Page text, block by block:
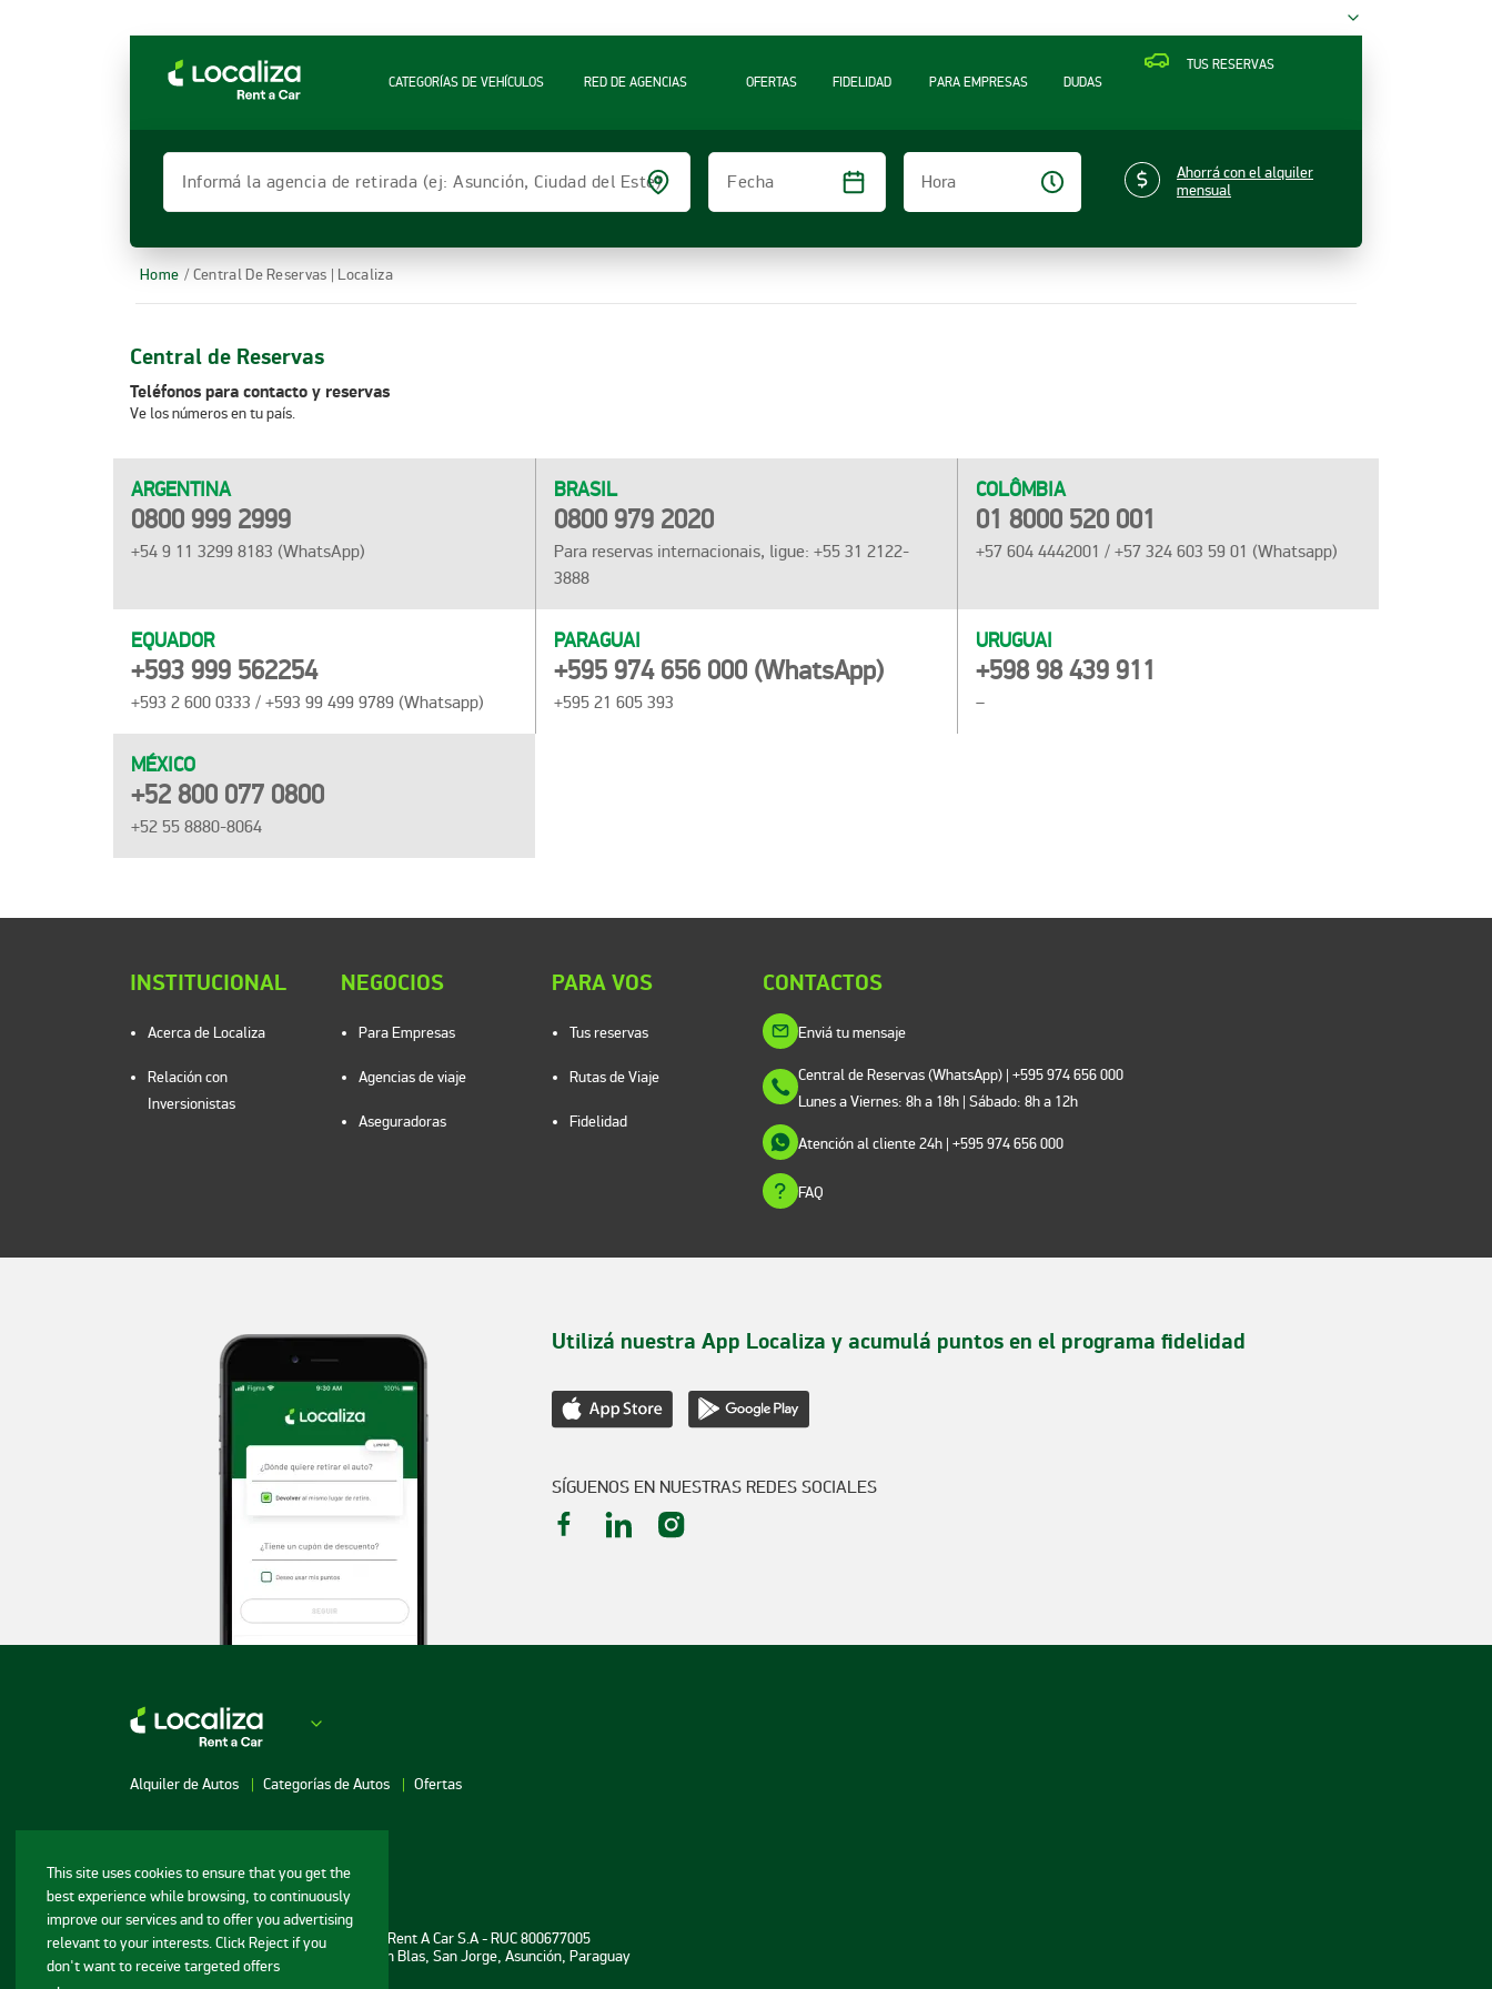
This site uses cookies to ensure that you get the
best experience while browsing, to continuously
improve our services and to offer you advertising
relevant to your interests. Click Reject if you
don't want to receive targeted offers
TUS RESERVAS
CATEGORÍAS DE VEHÍCULOS
RED DE AGENCIAS OFERTAS FIDELIDAD PARA EMPRESAS DUDAS
Informá la agencia de retirada (ej: Asunción, Ciudad del Este) Fecha
Hora
Ahorrá con el alquiler
mensual
Home / Central De Reservas | Localiza
Central de Reservas
Teléfonos para contacto y reservas
Ve los números en tu país.​
ARGENTINA
0800 999 2999
+54 9 11 3299 8183 (WhatsApp)
BRASIL
0800 979 2020
Para reservas internacionais, ligue: +55 31 2122-
3888
COLÔMBIA
01 8000 520 001
+57 604 4442001 / +57 324 603 59 01 (Whatsapp)
EQUADOR
+593 999 562254
+593 2 600 0333 / +593 99 499 9789 (Whatsapp)
PARAGUAI
+595 974 656 000 (WhatsApp)
+595 21 605 393
URUGUAI
+598 98 439 911
–
MÉXICO
+52 800 077 0800
+52 55 8880-8064
INSTITUCIONAL
Acerca de Localiza
Relación con
Inversionistas
NEGOCIOS
Para Empresas
Agencias de viaje
Aseguradoras
PARA VOS
Tus reservas
Rutas de Viaje
Fidelidad
CONTACTOS
Enviá tu mensaje
Central de Reservas (WhatsApp) | +595 974 656 000
Lunes a Viernes: 8h a 18h | Sábado: 8h a 12h
Atención al cliente 24h | +595 974 656 000
FAQ
Utilizá nuestra App Localiza y acumulá puntos en el programa fidelidad
SÍGUENOS EN NUESTRAS REDES SOCIALES
Alquiler de Autos Categorías de Autos Ofertas
Alquiler de Autos en Asunción
Alquiler de Autos en
Encarnación
Este
Alquiler de Autos en Pedro
Información para los consumidores: DLS Rent A Car S.A - RUC 800677005
Sede: Av. Aviadores del Chaco 2584 c/ San Blas, San Jorge, Asunción, Paraguay
Teléfonos: (595) 21 683-892